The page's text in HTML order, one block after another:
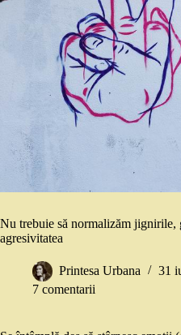
Nu trebuie să normalizăm jignirile,
agresivitatea
Printesa Urbana 31
7 comentarii